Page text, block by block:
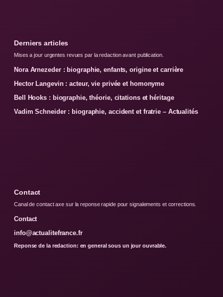
Derniers articles
Mises a jour urgentes revues par la redaction avant publication.
Nora Arnezeder : biographie, enfants, origine et carrière
Hector Langevin : acteur, vie privée et homonyme
Bell Hooks : biographie, théorie, citations et héritage
Vadim Schneider : biographie, accident et fratrie – Actualités
Contact
Canal de contact axe sur la reponse rapide pour signalements et corrections.
Contact
info@actualitefrance.fr
Reponse de la redaction: en general sous un jour ouvrable.